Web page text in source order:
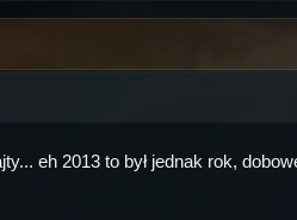
eh 2013 to był jednak rok,